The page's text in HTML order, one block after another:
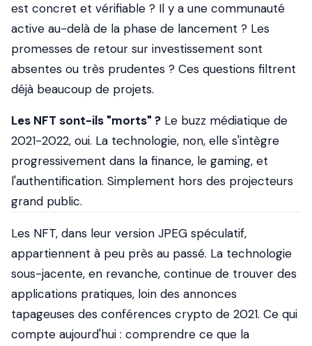
est concret et vérifiable ? Il y a une communauté
active au-delà de la phase de lancement ? Les
promesses de retour sur investissement sont
absentes ou très prudentes ? Ces questions filtrent
déjà beaucoup de projets.
Les NFT sont-ils "morts" ? Le buzz médiatique de
2021-2022, oui. La technologie, non, elle s'intègre
progressivement dans la finance, le gaming, et
l'authentification. Simplement hors des projecteurs
grand public.
Les NFT, dans leur version JPEG spéculatif,
appartiennent à peu près au passé. La technologie
sous-jacente, en revanche, continue de trouver des
applications pratiques, loin des annonces
tapageuses des conférences crypto de 2021. Ce qui
compte aujourd'hui : comprendre ce que la